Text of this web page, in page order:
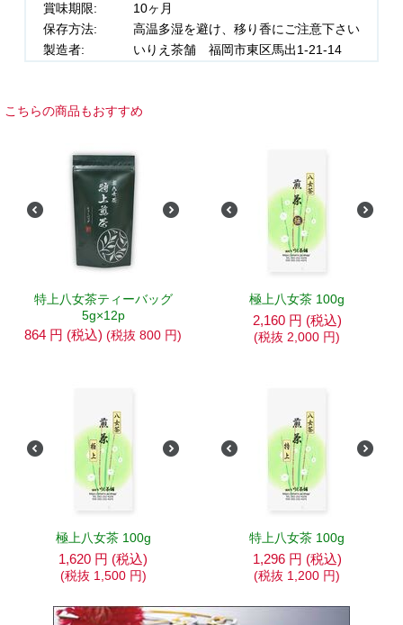
賞味期限:
10ヶ月
保存方法:
高温多湿を避け、移り香にご注意下さい
製造者:
いりえ茶舗 福岡市東区馬出1-21-14
こちらの商品もおすすめ
特上八女茶ティーバッグ
5g×12p
864 円 (税込) (税抜 800 円)
極上八女茶 100g
2,160 円 (税込)
(税抜 2,000 円)
極上八女茶 100g
1,620 円 (税込)
(税抜 1,500 円)
特上八女茶 100g
1,296 円 (税込)
(税抜 1,200 円)